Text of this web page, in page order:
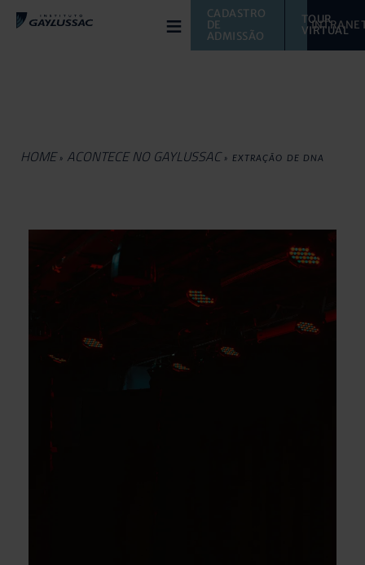
≡
CADASTRO
DE
ADMISSÃO
TOUR
VIRTUAL
HOME » ACONTECE NO GAYLUSSAC » EXTRAÇÃO DE DNA